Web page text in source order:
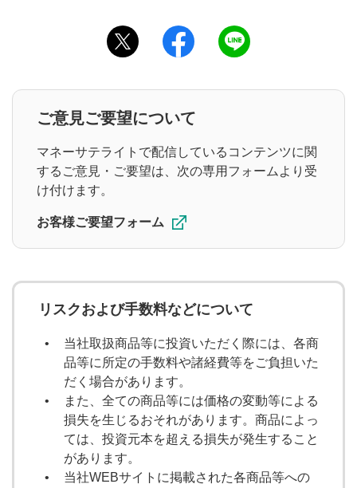
サービス案内
よくある困りごと
再発行 ログイン
ログインID パスワード
資金の振り替え
投資信託取引 FX取引
ツール
お客様サイト 日本株アプリ
米国株お客様サイト 米国株アプリ
このページをツイッターでシェアする
このページをフェイスブックでシ
このページをラインで
ご意見ご要望について
マネーサテライトで配信しているコンテンツに関
するご意見・ご要望は、次の専用フォームより受
け付けます。
お客様ご要望フォーム
リスクおよび手数料などについて
当社取扱商品等に投資いただく際には、各商
品等に所定の手数料や諸経費等をご負担いた
だく場合があります。
また、全ての商品等には価格の変動等による
損失を生じるおそれがあります。商品によっ
ては、投資元本を超える損失が発生すること
があります。
当社WEBサイトに掲載された各商品等への